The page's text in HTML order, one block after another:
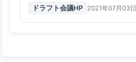
ドラフト会議HP 2021年07月03日